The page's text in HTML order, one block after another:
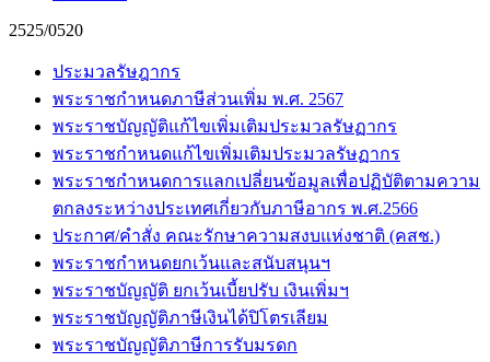
2525/0520
ประมวลรัษฎากร
พระราชกำหนดภาษีส่วนเพิ่ม พ.ศ. 2567
พระราชบัญญัติแก้ไขเพิ่มเติมประมวลรัษฏากร
พระราชกำหนดแก้ไขเพิ่มเติมประมวลรัษฏากร
พระราชกำหนดการแลกเปลี่ยนข้อมูลเพื่อปฏิบัติตามความ
ตกลงระหว่างประเทศเกี่ยวกับภาษีอากร พ.ศ.2566
ประกาศ/คำสั่ง คณะรักษาความสงบแห่งชาติ (คสช.)
พระราชกำหนดยกเว้นและสนับสนุนฯ
พระราชบัญญัติ ยกเว้นเบี้ยปรับ เงินเพิ่มฯ
พระราชบัญญัติภาษีเงินได้ปิโตรเลียม
พระราชบัญญัติภาษีการรับมรดก